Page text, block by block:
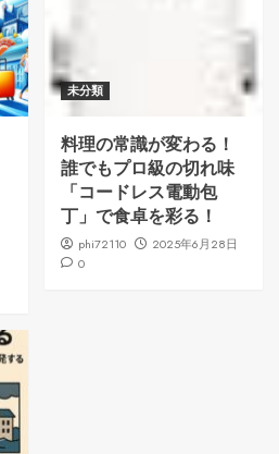
未分類
料理の常識が変わる！
誰でもプロ級の切れ味
「コードレス電動包
丁」で食卓を彩る！
phi72110
2025年6月28日
0